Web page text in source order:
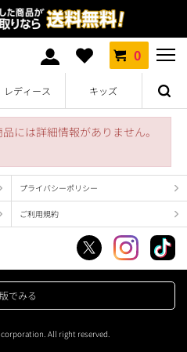
0
レディース キッズ
には詳細情報がありません。
プライバシーポリシー
ご利用規約
でみる
corporation. All right reserved.